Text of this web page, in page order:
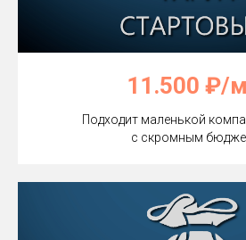
11.500 ₽/
Подходит маленькой
с скромным